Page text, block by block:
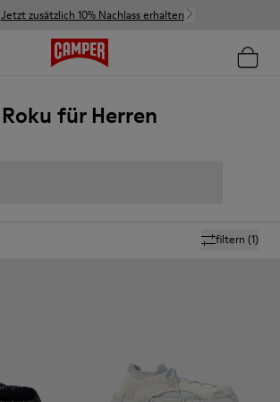
Jetzt zusätzlich 10% Nachlass erhalten
Roku für Herren
filtern (1)